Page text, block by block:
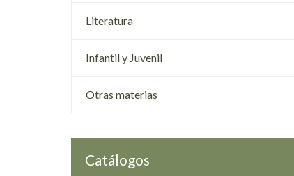
Literatura
Infantil y Juvenil
Otras materias
Catálogos